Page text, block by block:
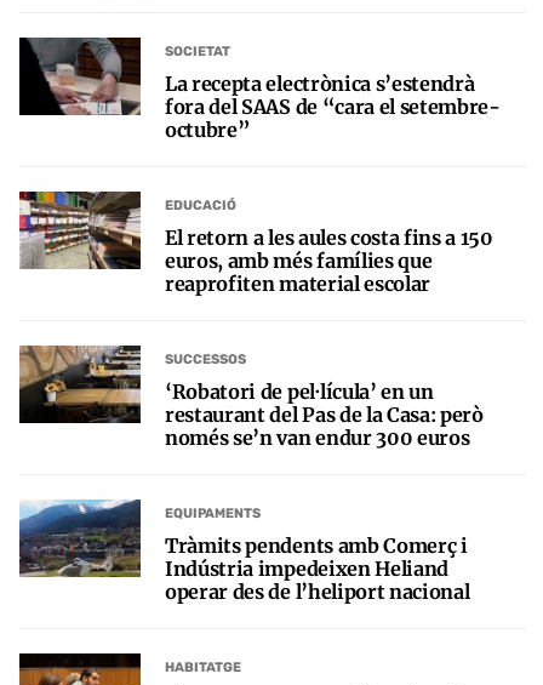
SOCIETAT
La recepta electrònica s’estendrà
fora del SAAS de “cara el setembre-
octubre”
EDUCACIÓ
El retorn a les aules costa fins a 150
euros, amb més famílies que
reaprofiten material escolar
SUCCESSOS
‘Robatori de pel·lícula’ en un
restaurant del Pas de la Casa: però
només se’n van endur 300 euros
EQUIPAMENTS
Tràmits pendents amb Comerç i
Indústria impedeixen Heliand
operar des de l’heliport nacional
HABITATGE